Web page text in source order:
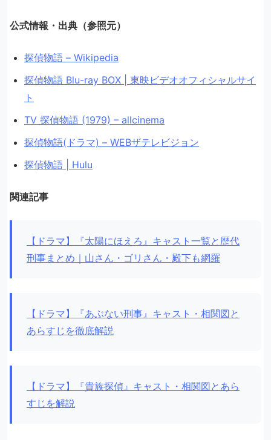
公式情報・出典（参照元）
探偵物語 – Wikipedia
探偵物語 Blu-ray BOX | 東映ビデオオフィシャルサイ
ト
TV 探偵物語 (1979) – allcinema
探偵物語(ドラマ) – WEBザテレビジョン
探偵物語 | Hulu
関連記事
【ドラマ】『太陽にほえろ』キャスト一覧と歴代
刑事まとめ｜山さん・ゴリさん・殿下も網羅
【ドラマ】『あぶない刑事』キャスト・相関図と
あらすじを徹底解説
【ドラマ】『貴族探偵』キャスト・相関図とあら
すじを解説